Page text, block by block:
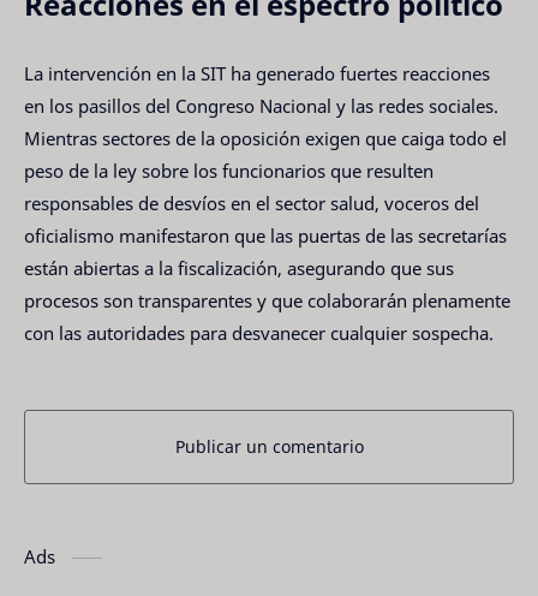
La intervención en la SIT ha generado fuertes reacciones
en los pasillos del Congreso Nacional y las redes sociales.
Mientras sectores de la oposición exigen que caiga todo el
peso de la ley sobre los funcionarios que resulten
responsables de desvíos en el sector salud, voceros del
oficialismo manifestaron que las puertas de las secretarías
están abiertas a la fiscalización, asegurando que sus
procesos son transparentes y que colaborarán plenamente
con las autoridades para desvanecer cualquier sospecha.
Publicar un comentario
Ads